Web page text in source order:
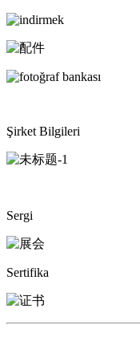
Şirket Bilgileri
Sergi
Sertifika